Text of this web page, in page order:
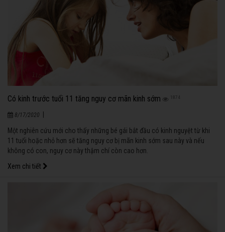
Có kinh trước tuổi 11 tăng nguy cơ mãn kinh sớm 1874
8/17/2020 |
Một nghiên cứu mới cho thấy những bé gái bắt đầu có kinh nguyệt từ khi
11 tuổi hoặc nhỏ hơn sẽ tăng nguy cơ bị mãn kinh sớm sau này và nếu
không có con, nguy cơ này thậm chí còn cao hơn.
Xem chi tiết